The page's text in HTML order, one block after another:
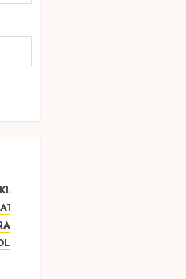
PENJERNIH KOLAM JOGJA
KOLAM RENANG JOGJA
RENANG